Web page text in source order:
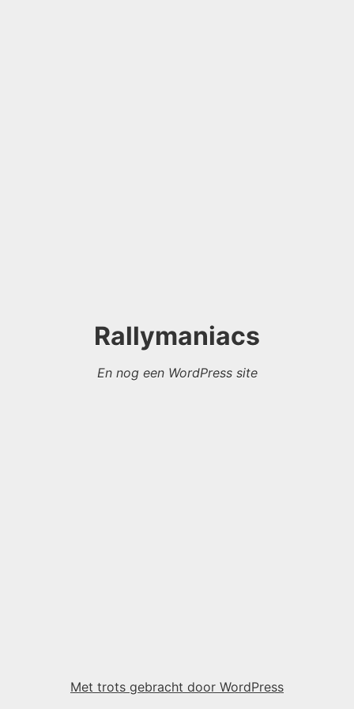
Rallymaniacs
En nog een WordPress site
Met trots gebracht door WordPress